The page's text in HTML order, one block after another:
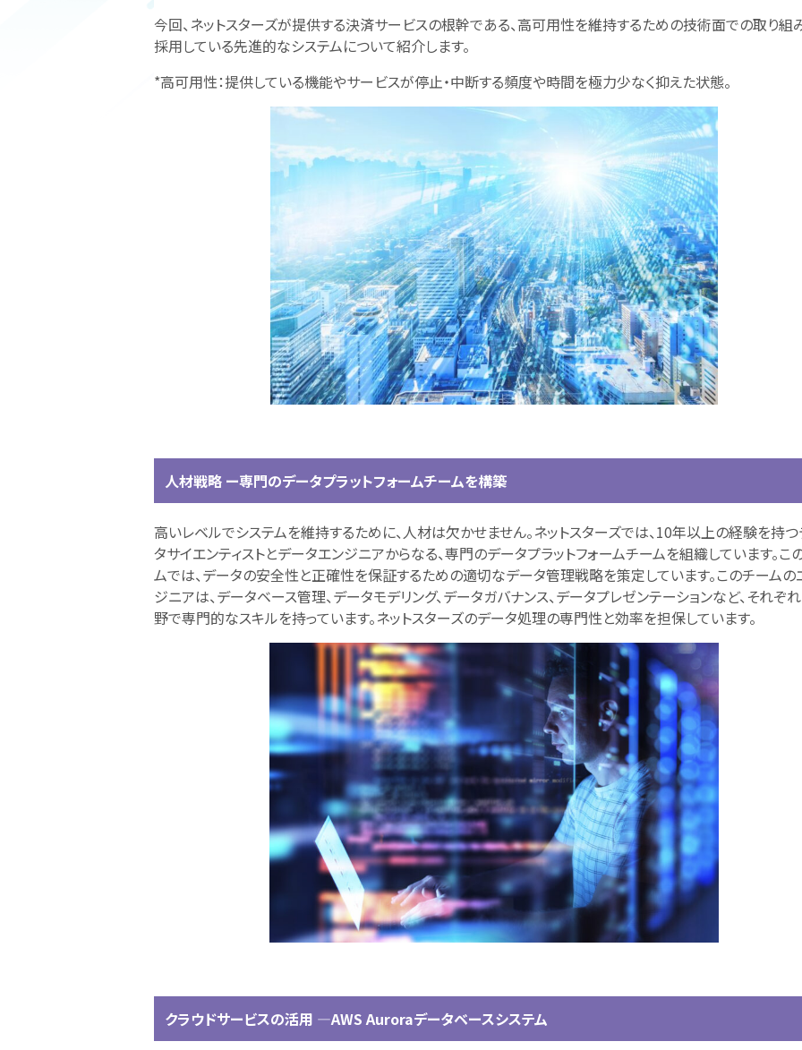
今回、ネットスターズが提供する決済サービスの根幹である、高可用性を維持するための技術面での取り組
採用している先進的なシステムについて紹介します。
*高可用性：提供している機能やサービスが停止・中断する頻度や時間を極力少なく抑えた状態。
人材戦略 ー専門のデータプラットフォームチームを構築
高いレベルでシステムを維持するために、人材は欠かせません。ネットスターズでは、10年以上の経験を持
タサイエンティストとデータエンジニアからなる、専門のデータプラットフォームチームを組織しています。こ
ムでは、データの安全性と正確性を保証するための適切なデータ管理戦略を策定しています。このチームの
ジニアは、データベース管理、データモデリング、データガバナンス、データプレゼンテーションなど、それぞ
野で専門的なスキルを持っています。ネットスターズのデータ処理の専門性と効率を担保しています。
クラウドサービスの活用 ―AWS Auroraデータベースシステム